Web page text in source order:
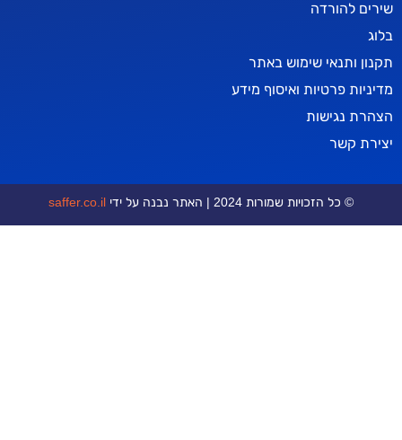
שימוש באתר
ואיסוף מידע
שמורות 2024 | האתר נבנה על ידי saffer.co.il